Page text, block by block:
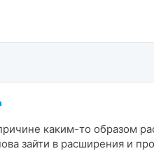
каким-то образом
зайти в расширения и